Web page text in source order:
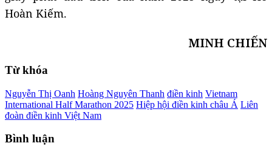
Hoàn Kiếm.
MINH CHIẾN
Từ khóa
Nguyễn Thị Oanh Hoàng Nguyên Thanh điền kinh Vietnam
International Half Marathon 2025 Hiệp hội điền kinh châu Á Liên
đoàn điền kinh Việt Nam
Bình luận